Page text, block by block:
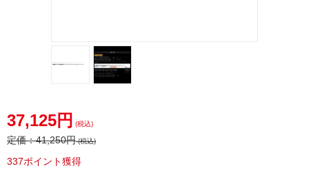
37,125円 (税込)
定価：41,250円(税込)
337ポイント獲得